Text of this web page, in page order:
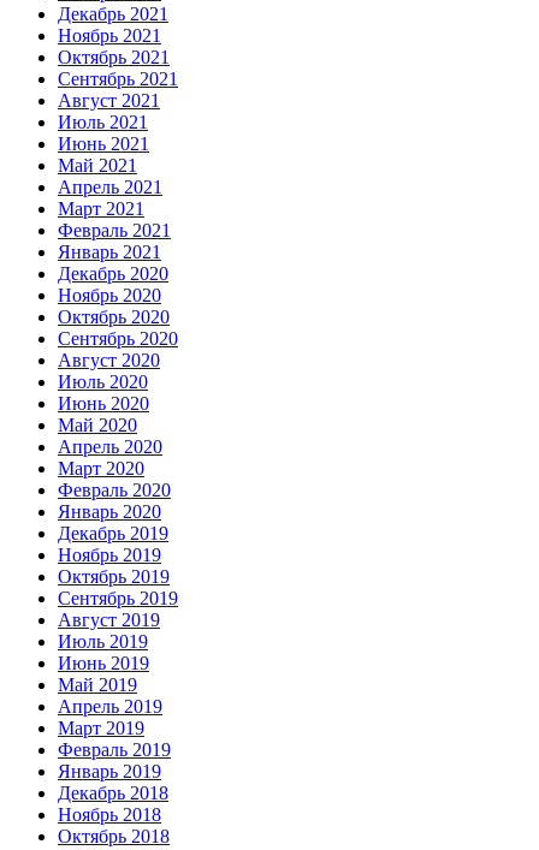
Декабрь 2021
Ноябрь 2021
Октябрь 2021
Сентябрь 2021
Август 2021
Июль 2021
Июнь 2021
Май 2021
Апрель 2021
Март 2021
Февраль 2021
Январь 2021
Декабрь 2020
Ноябрь 2020
Октябрь 2020
Сентябрь 2020
Август 2020
Июль 2020
Июнь 2020
Май 2020
Апрель 2020
Март 2020
Февраль 2020
Январь 2020
Декабрь 2019
Ноябрь 2019
Октябрь 2019
Сентябрь 2019
Август 2019
Июль 2019
Июнь 2019
Май 2019
Апрель 2019
Март 2019
Февраль 2019
Январь 2019
Декабрь 2018
Ноябрь 2018
Октябрь 2018